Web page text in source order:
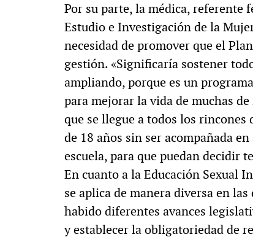
Por su parte, la médica, referente
Estudio e Investigación de la
necesidad de promover que el
gestión. «Significaría sostener
ampliando, porque es un
para mejorar la vida de muchas
que se llegue a todos los
de 18 años sin ser acompañada
escuela, para que puedan decidir
En cuanto a la Educación Sexual
se aplica de manera diversa en
habido diferentes avances
y establecer la obligatoriedad de